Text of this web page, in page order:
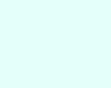
profitieren sie nicht